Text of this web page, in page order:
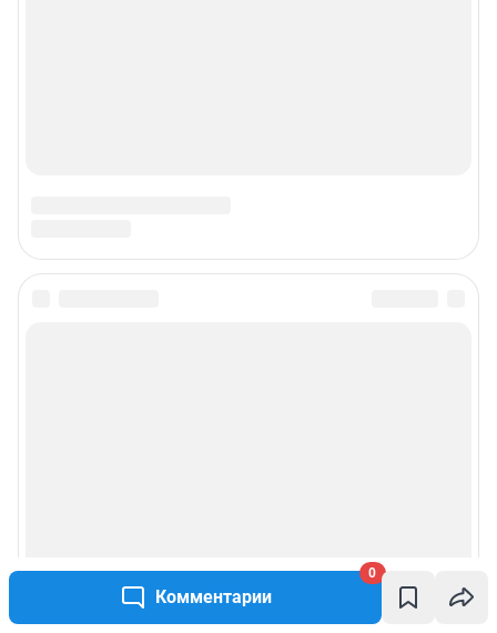
Комментарии
0